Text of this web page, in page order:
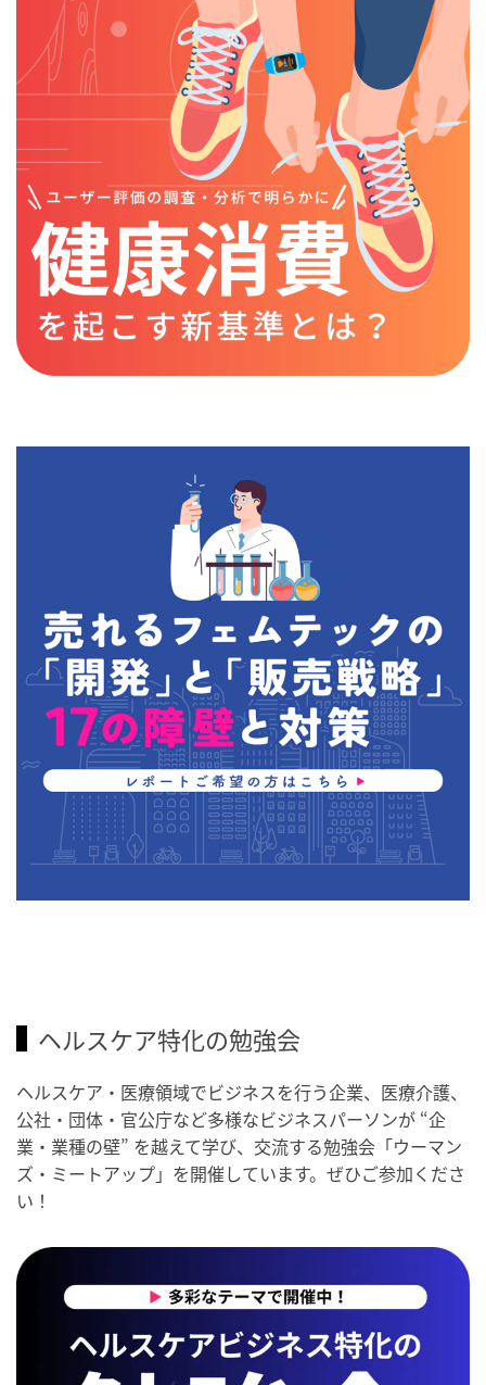
ヘルスケア特化の勉強会
ヘルスケア・医療領域でビジネスを行う企業、医療介護、
公社・団体・官公庁など多様なビジネスパーソンが “企
業・業種の壁” を越えて学び、交流する勉強会「ウーマン
ズ・ミートアップ」を開催しています。ぜひご参加くださ
い！